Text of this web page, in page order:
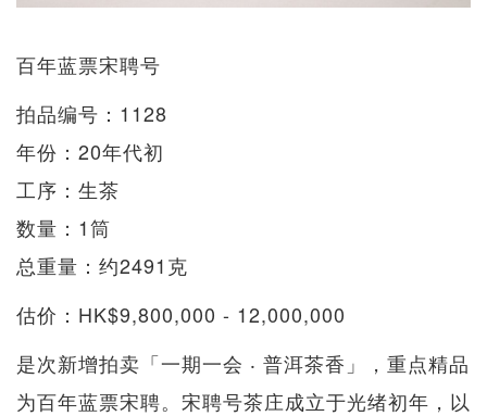
百年蓝票宋聘号
拍品编号：1128
年份：20年代初
工序：生茶
数量：1筒
总重量：约2491克
估价：HK$9,800,000 - 12,000,000
是次新增拍卖「一期一会 ‧ 普洱茶香」，重点精品
为百年蓝票宋聘。宋聘号茶庄成立于光绪初年，以